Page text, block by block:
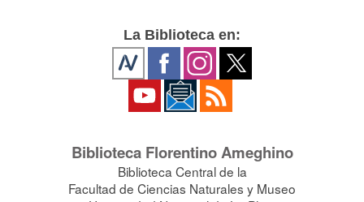
La Biblioteca en:
Biblioteca Florentino Ameghino
Biblioteca Central de la
Facultad de Ciencias Naturales y Museo